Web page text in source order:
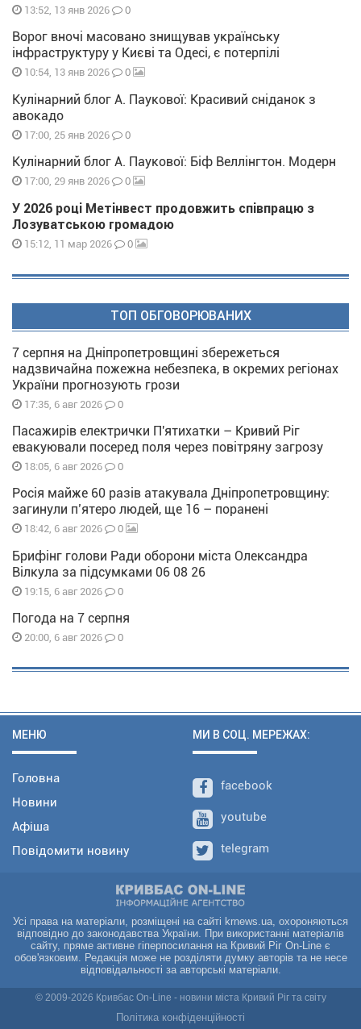
13:52, 13 янв 2026 0
Ворог вночі масовано знищував українську
інфраструктуру у Києві та Одесі, є потерпілі
10:54, 13 янв 2026 0
Кулінарний блог А. Паукової: Красивий сніданок з
авокадо
17:00, 25 янв 2026 0
Кулінарний блог А. Паукової: Біф Веллінгтон. Модерн
17:00, 29 янв 2026 0
У 2026 році Метінвест продовжить співпрацю з
Лозуватською громадою
15:12, 11 мар 2026 0
ТОП ОБГОВОРЮВАНИХ
7 серпня на Дніпропетровщині збережеться
надзвичайна пожежна небезпека, в окремих регіонах
України прогнозують грози
17:35, 6 авг 2026 0
Пасажирів електрички П'ятихатки – Кривий Ріг
евакуювали посеред поля через повітряну загрозу
18:05, 6 авг 2026 0
Росія майже 60 разів атакувала Дніпропетровщину:
загинули п’ятеро людей, ще 16 – поранені
18:42, 6 авг 2026 0
Брифінг голови Ради оборони міста Олександра
Вілкула за підсумками 06 08 26
19:15, 6 авг 2026 0
Погода на 7 серпня
20:00, 6 авг 2026 0
МЕНЮ
Головна
Новини
Афіша
Повідомити новину
МИ В СОЦ. МЕРЕЖАХ:
facebook
youtube
telegram
Усі права на матеріали, розміщені на сайті krnews.ua, охороняються
відповідно до законодавства України. При використанні матеріалів
сайту, пряме активне гіперпосилання на Кривий Ріг On-Line є
обов'язковим. Редакція може не розділяти думку авторів та не несе
відповідальності за авторські матеріали.
© 2009-2026 Кривбас On-Line - новини міста Кривий Ріг та світу
Політика конфіденційності